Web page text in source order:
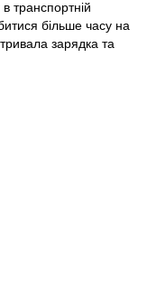
транспортній
більше часу на
зарядка та